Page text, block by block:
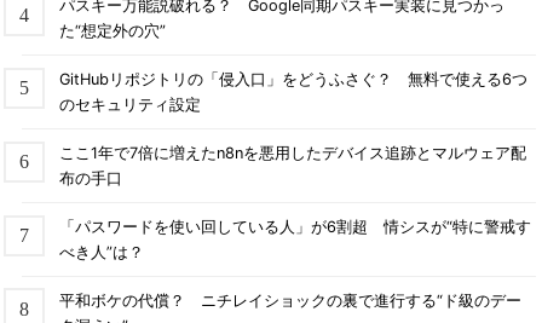
パスキー万能説破れる？ Google同期パスキー実装に見つかっ
た“想定外の穴”
GitHubリポジトリの「侵入口」をどうふさぐ？ 無料で使える6つ
のセキュリティ設定
ここ1年で7倍に増えたn8nを悪用したデバイス追跡とマルウェア配
布の手口
「パスワードを使い回している人」が6割超 情シスが“特に警戒す
べき人”は？
平和ボケの代償？ ニチレイショックの裏で進行する“ド級のデー